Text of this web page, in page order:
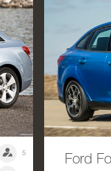
5 Ford